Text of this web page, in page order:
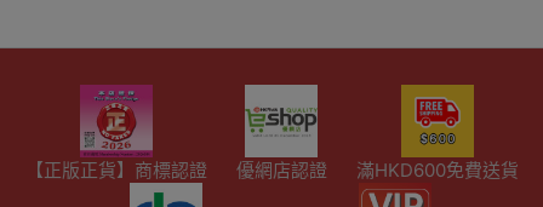
【正版正貨】商標認證 優網店認證 滿HKD600免費送貨